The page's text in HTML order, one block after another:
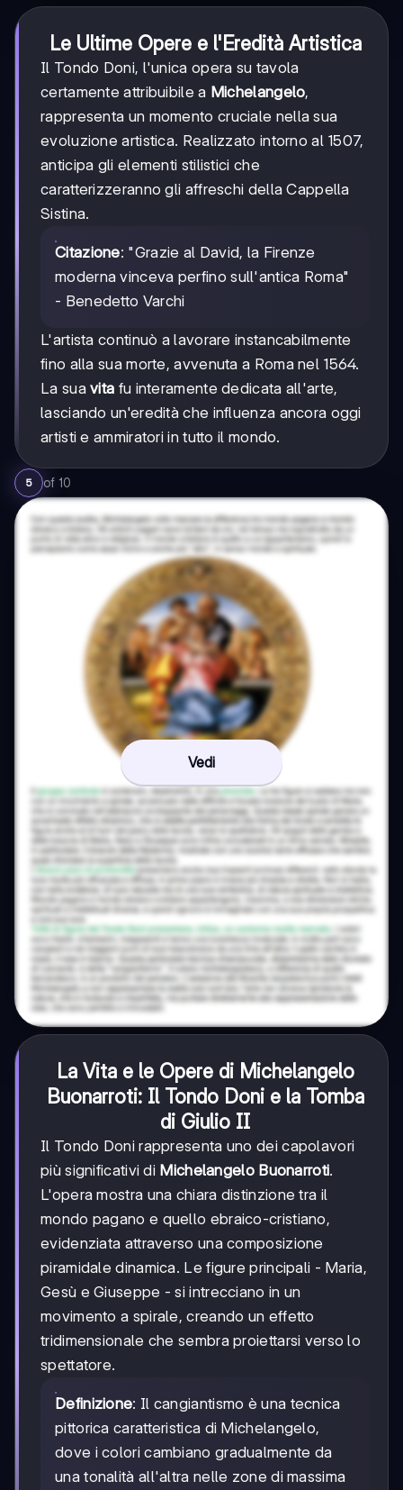
Le Ultime Opere e l'Eredità Artistica
Il Tondo Doni, l'unica opera su tavola
certamente attribuibile a Michelangelo,
rappresenta un momento cruciale nella sua
evoluzione artistica. Realizzato intorno al 1507,
anticipa gli elementi stilistici che
caratterizzeranno gli affreschi della Cappella
Sistina.
Citazione: "Grazie al David, la Firenze
moderna vinceva perfino sull'antica Roma"
- Benedetto Varchi
L'artista continuò a lavorare instancabilmente
fino alla sua morte, avvenuta a Roma nel 1564.
La suavita fu interamente dedicata all'arte,
lasciando un'eredità che influenza ancora oggi
artisti e ammiratori in tutto il mondo.
5 of 10
Vedi
La Vita e le Opere di Michelangelo
Buonarroti: Il Tondo Doni e la Tomba
di Giulio II
Il Tondo Doni rappresenta uno dei capolavori
più significativi di Michelangelo Buonarroti.
L'opera mostra una chiara distinzione tra il
mondo pagano e quello ebraico-cristiano,
evidenziata attraverso una composizione
piramidale dinamica. Le figure principali - Maria,
Gesù e Giuseppe - si intrecciano in un
movimento a spirale, creando un effetto
tridimensionale che sembra proiettarsi verso lo
spettatore.
Definizione: Il cangiantismo è una tecnica
pittorica caratteristica di Michelangelo,
dove i colori cambiano gradualmente da
una tonalità all'altra nelle zone di massima